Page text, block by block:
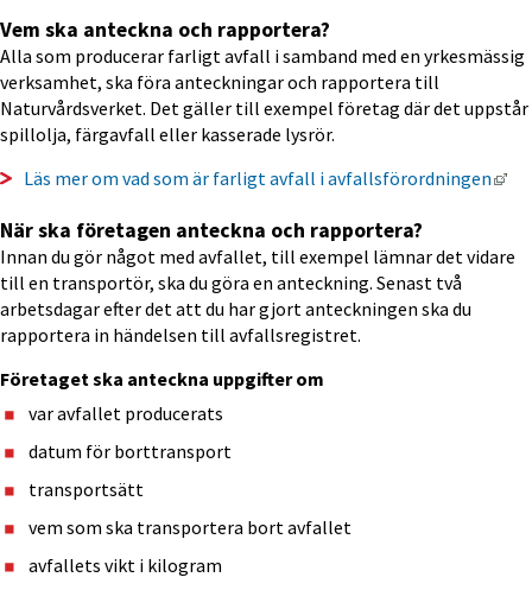
Vem ska anteckna och rapportera?
Alla som producerar farligt avfall i samband med en yrkesmässig
verksamhet, ska föra anteckningar och rapportera till
Naturvårdsverket. Det gäller till exempel företag där det uppstår
spillolja, färgavfall eller kasserade lysrör.
Läs mer om vad som är farligt avfall i avfallsförordningen
När ska företagen anteckna och rapportera?
Innan du gör något med avfallet, till exempel lämnar det vidare
till en transportör, ska du göra en anteckning. Senast två
arbetsdagar efter det att du har gjort anteckningen ska du
rapportera in händelsen till avfallsregistret.
Företaget ska anteckna uppgifter om
var avfallet producerats
datum för borttransport
transportsätt
vem som ska transportera bort avfallet
avfallets vikt i kilogram